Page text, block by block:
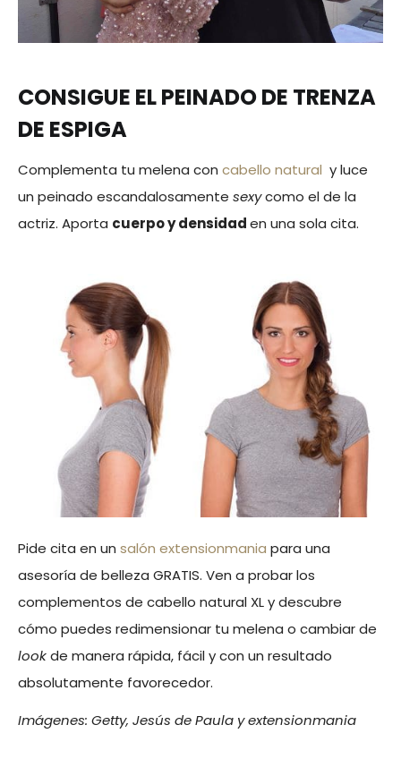
CONSIGUE EL PEINADO DE TRENZA
DE ESPIGA
Complementa tu melena con cabello natural y luce
un peinado escandalosamente sexycomo el de la
actriz. Aporta cuerpo y densidaden una sola cita.
Pide cita en un salón extensionmania para una
asesoría de belleza GRATIS. Ven a probar los
complementos de cabello natural XL y descubre
cómo puedes redimensionar tu melena o cambiar de
lookde manera rápida, fácil y con un resultado
absolutamente favorecedor.
Imágenes: Getty, Jesús de Paula y extensionmania